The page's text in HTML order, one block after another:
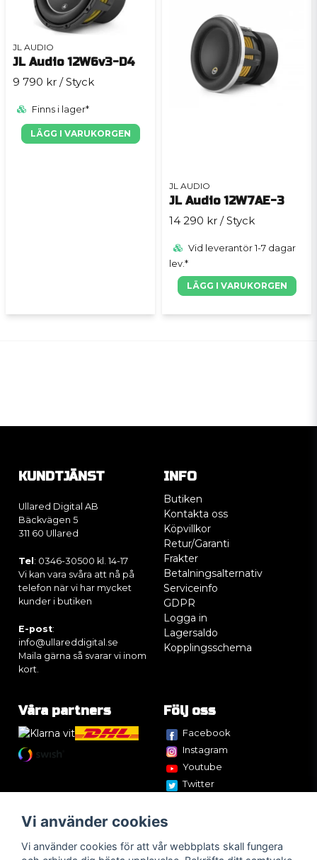
JL AUDIO
JL Audio 12W6v3-D4
9 790 kr / Styck
Finns i lager*
LÄGG I VARUKORGEN
JL AUDIO
JL Audio 12W7AE-3
14 290 kr / Styck
Vid leverantör 1-7 dagar
lev.*
LÄGG I VARUKORGEN
KUNDTJÄNST
Ullared Digital AB
Bäckvägen 5
311 60 Ullared
Tel : 0346-30500 kl. 14-17
Vi kan vara svåra att nå på
telefon när vi har mycket
kunder i butiken
E-post:
info@ullareddigital.se
Maila gärna så svarar vi inom
kort.
INFO
Butiken
Kontakta oss
Köpvillkor
Retur/Garanti
Frakter
Betalningsalternativ
Serviceinfo
GDPR
Logga in
Lagersaldo
Kopplingsschema
Våra partners Följ oss
Facebook
Instagram
Youtube
Twitter
Vi använder cookies
Vi använder cookies för att vår webbplats skall fungera